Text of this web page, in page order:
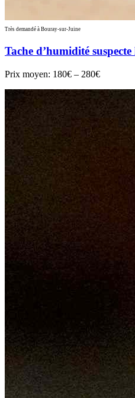
Très demandé à Bouray-sur-Juine
Tache d’humidité
Prix moyen: 180€ – 280€